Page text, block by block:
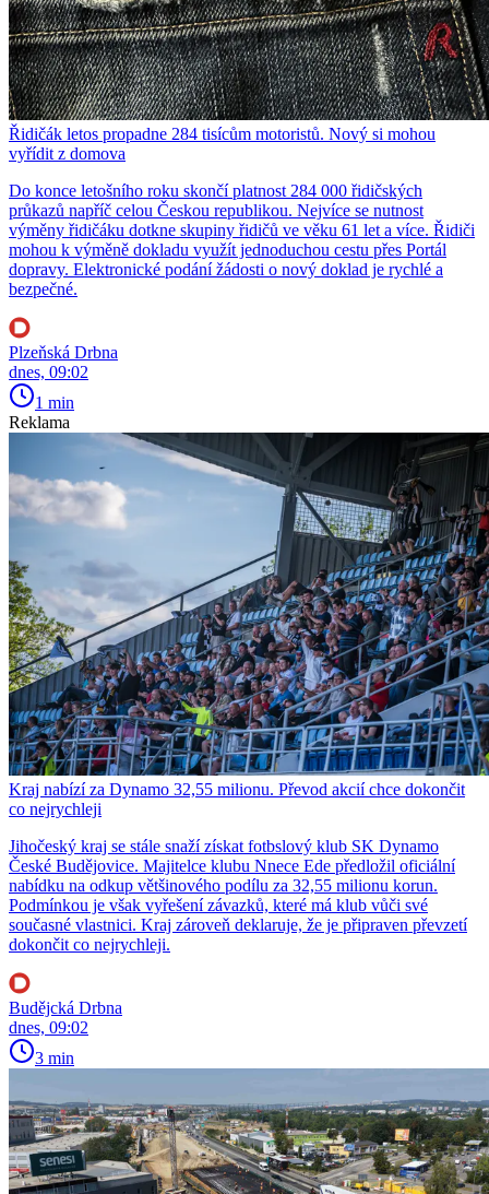
Řidičák letos propadne 284 tisícům motoristů. Nový si mohou
vyřídit z domova
Do konce letošního roku skončí platnost 284 000 řidičských
průkazů napříč celou Českou republikou. Nejvíce se nutnost
výměny řidičáku dotkne skupiny řidičů ve věku 61 let a více. Řidiči
mohou k výměně dokladu využít jednoduchou cestu přes Portál
dopravy. Elektronické podání žádosti o nový doklad je rychlé a
bezpečné.
Plzeňská Drbna
dnes, 09:02
1 min
Reklama
Kraj nabízí za Dynamo 32,55 milionu. Převod akcií chce dokončit
co nejrychleji
Jihočeský kraj se stále snaží získat fotbslový klub SK Dynamo
České Budějovice. Majitelce klubu Nnece Ede předložil oficiální
nabídku na odkup většinového podílu za 32,55 milionu korun.
Podmínkou je však vyřešení závazků, které má klub vůči své
současné vlastnici. Kraj zároveň deklaruje, že je připraven převzetí
dokončit co nejrychleji.
Budějcká Drbna
dnes, 09:02
3 min